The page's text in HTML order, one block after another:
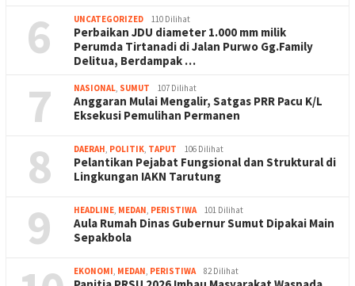
6 UNCATEGORIZED 110 Dilihat
Perbaikan JDU diameter 1.000 mm milik
Perumda Tirtanadi di Jalan Purwo Gg.Family
Delitua, Berdampak …
7 NASIONAL, SUMUT 107 Dilihat
Anggaran Mulai Mengalir, Satgas PRR Pacu K/L
Eksekusi Pemulihan Permanen
8 DAERAH, POLITIK, TAPUT 106 Dilihat
Pelantikan Pejabat Fungsional dan Struktural di
Lingkungan IAKN Tarutung
9 HEADLINE, MEDAN, PERISTIWA 101 Dilihat
Aula Rumah Dinas Gubernur Sumut Dipakai Main
Sepakbola
EKONOMI, MEDAN, PERISTIWA 82 Dilihat